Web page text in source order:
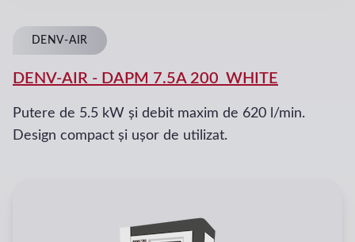
DENV-AIR
DENV-AIR - DAPM 7.5A 200_WHITE
Putere de 5.5 kW și debit maxim de 620 l/min.
Design compact și ușor de utilizat.